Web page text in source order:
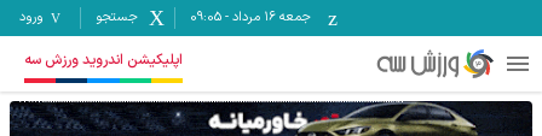
جمعه ۱۶ مرداد -
09:05 جستجو ورود
اپلیکیشن اندروید ورزش سه